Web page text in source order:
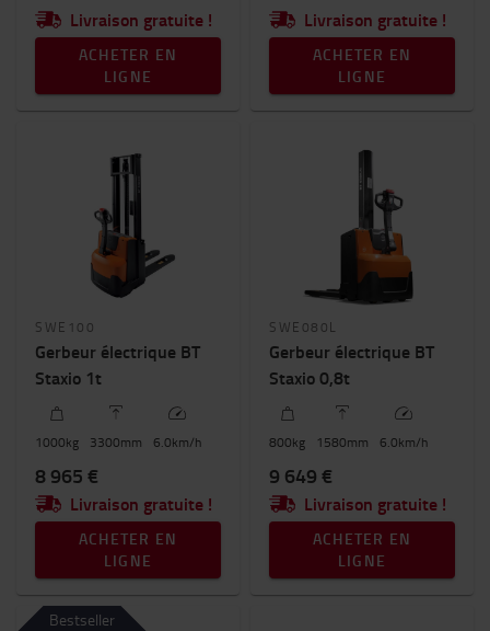
Livraison gratuite !
ACHETER EN
LIGNE
Livraison gratuite !
ACHETER EN
LIGNE
SWE100
Gerbeur électrique BT
Staxio 1t
1000kg 3300mm 6.0km/h
8 965 €
Livraison gratuite !
ACHETER EN
LIGNE
SWE080L
Gerbeur électrique BT
Staxio 0,8t
800kg 1580mm 6.0km/h
9 649 €
Livraison gratuite !
ACHETER EN
LIGNE
Bestseller